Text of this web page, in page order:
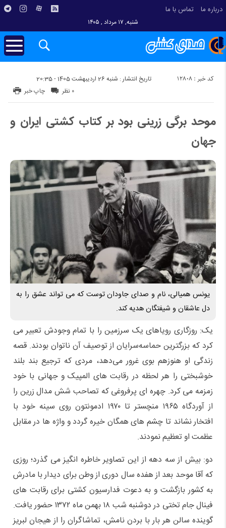
درباره ما تماس با ما
شنبه, ۱۷ مرداد , ۱۴۰۵
تاریخ انتشار : شنبه 26 اردیبهشت 1405 - 20:35 کد خبر : 12808
چاپ خبر ۰ نظر
موحد برگی زرینی بود بر کتاب کشتی ایران و
جهان
یونس همیالی، نام و صدای جاودان توست که می تواند عشق را به
دل عاشقان و شیفتگان هدیه کند.
یک: روزگاری رویاهای یک سرزمین را با تمام وجودش تعبیر می
کرد که بزرگترین حماسه‌سرایان از توصیف آن ناتوان‌ بودند. قصه
زندگی او هنوزهم بوی غرور می‌دهد، مردی که ترجیع بند بلند
خوشبختی را هر لحظه در رقابت های المپیک و جهانی با خود
زمزمه می کرد. چهره ای پرفروغی که تصاحب شش مدال زرین را
از آوردگاه ۱۹۶۵ منچستر تا ۱۹۷۰ ادمونتون روی سینه خود با
افتخار نشاند تا چشم های همگان خیره گردد و واژه ها در مقابل
عظمت او تعظیم نمودند.
دو: بیش از سه دهه از این تصاویر خاطره انگیز می گذرد؛ روزی
که آقا موحد بعد از هفده سال دوری از وطن برای دیدار با مادرش
به کشور بازگشت و به دعوت فدارسیون کشتی برای رقابت های
فینال جام تختی در دوشنبه شب ۱۸ بهمن ماه ۱۳۷۲ حضور یافت.
گوینده سالن هر بار با بردن نامش، تماشاگران را از هیجان لبریز